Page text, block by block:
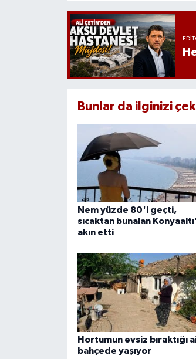
Bunlar da ilginizi
Nem yüzde 80'i geçti,
sıcaktan bunalan
akın etti
Hortumun evsiz bıraktığı
bahçede yaşıyor